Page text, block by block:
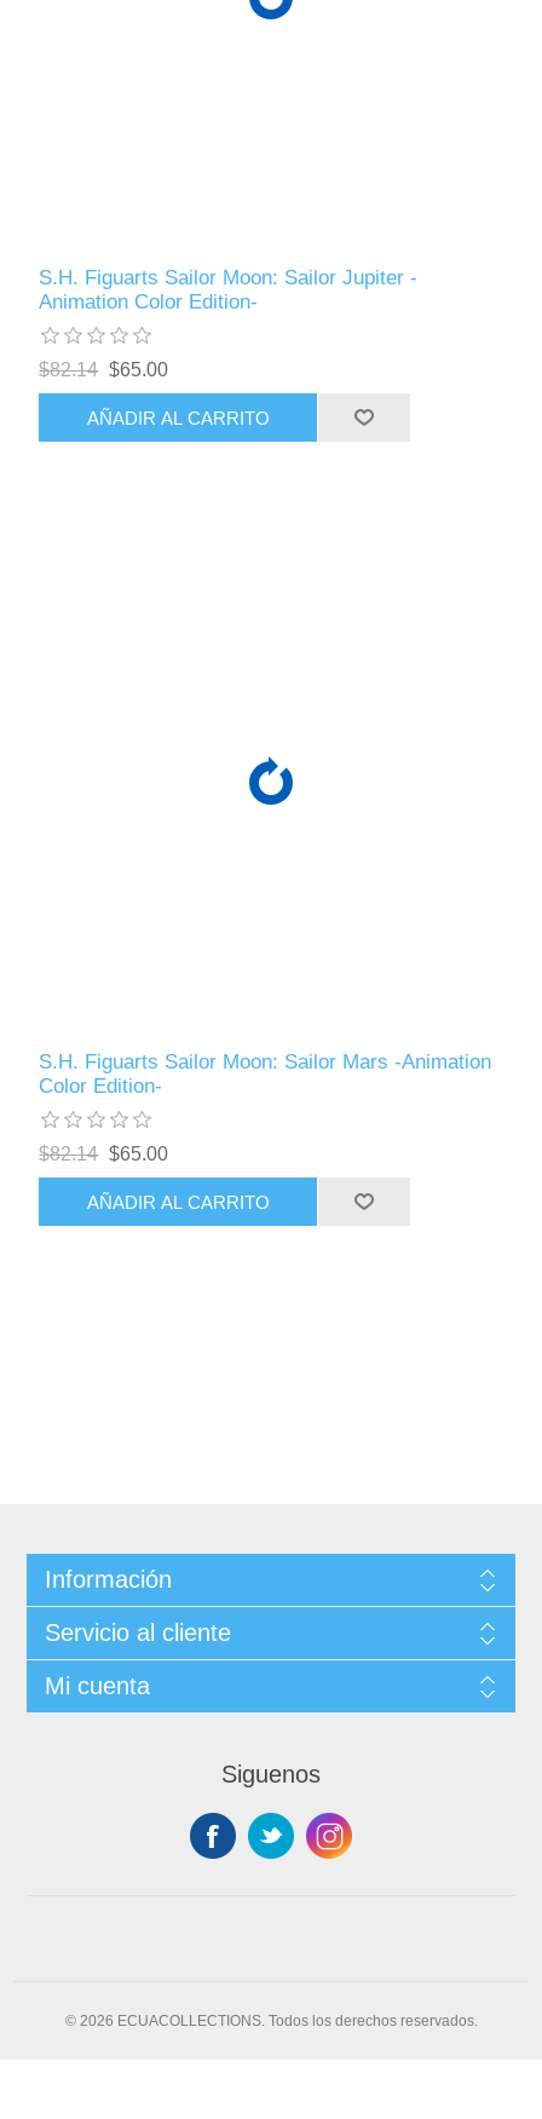
S.H. Figuarts Sailor Moon: Sailor Jupiter -
Animation Color Edition-
$82.14 $65.00
AÑADIR AL CARRITO
S.H. Figuarts Sailor Moon: Sailor Mars -Animation
Color Edition-
$82.14 $65.00
AÑADIR AL CARRITO
Información
Servicio al cliente
Mi cuenta
Siguenos
© 2026 ECUACOLLECTIONS. Todos los derechos reservados.